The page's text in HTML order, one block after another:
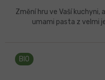
Změní hru ve Vaší kuchyni,
umami pasta z velmi
BIO